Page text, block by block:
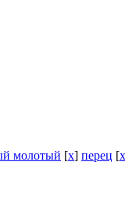
молотый [x] перец [x